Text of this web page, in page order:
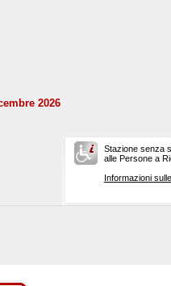
2026
Stazione senza
alle Persone a
Informazioni